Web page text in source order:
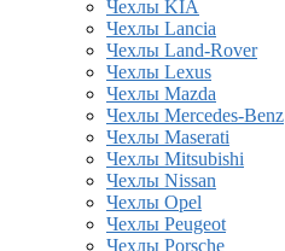
Чехлы KIA
Чехлы Lancia
Чехлы Land-Rover
Чехлы Lexus
Чехлы Mazda
Чехлы Mercedes-Benz
Чехлы Maserati
Чехлы Mitsubishi
Чехлы Nissan
Чехлы Opel
Чехлы Peugeot
Чехлы Porsche